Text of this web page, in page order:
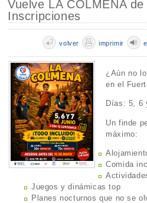
Vuelve LA COLMENA
Inscripciones
imprimir
volver
¿Aún no
en el
Días: 5, 6
Un finde
máximo:
Comida
Juegos y dinámicas top
Planes nocturnos que no se